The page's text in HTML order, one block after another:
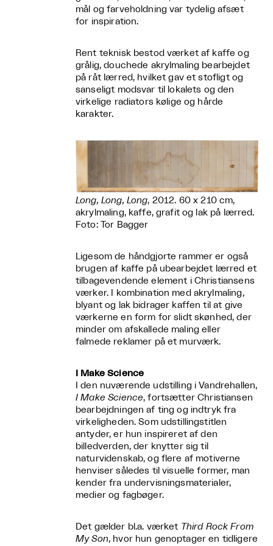
mål og farveholdning var tydelig afsæt
for inspiration.
Rent teknisk bestod værket af kaffe og
grålig, douchede akrylmaling bearbejdet
på råt lærred, hvilket gav et stofligt og
sanseligt modsvar til lokalets og den
virkelige radiators kølige og hårde
karakter.
Long, Long, Long, 2012. 60 x 210 cm,
akrylmaling, kaffe, grafit og lak på lærred.
Foto: Tor Bagger
Ligesom de håndgjorte rammer er også
brugen af kaffe på ubearbejdet lærred et
tilbagevendende element i Christiansens
værker. I kombination med akrylmaling,
blyant og lak bidrager kaffen til at give
værkerne en form for slidt skønhed, der
minder om afskallede maling eller
falmede reklamer på et murværk.
I Make Science
I den nuværende udstilling i Vandrehallen,
I Make Science, fortsætter Christiansen
bearbejdningen af ting og indtryk fra
virkeligheden. Som udstillingstitlen
antyder, er hun inspireret af den
billedverden, der knytter sig til
naturvidenskab, og flere af motiverne
henviser således til visuelle former, man
kender fra undervisningsmaterialer,
medier og fagbøger.
Det gælder bl.a. værket Third Rock From
My Son, hvor hun genoptager en tidligere